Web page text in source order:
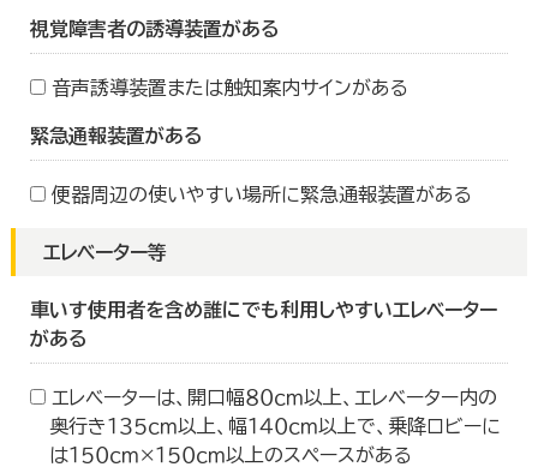
視覚障害者の誘導装置がある
音声誘導装置または触知案内サインがある
緊急通報装置がある
便器周辺の使いやすい場所に緊急通報装置がある
エレベーター等
車いす使用者を含め誰にでも利用しやすいエレベーター
がある
エレベーターは、開口幅８０ｃｍ以上、エレベーター内の
奥行き１３５ｃｍ以上、幅１４０ｃｍ以上で、乗降ロビーに
は１５０ｃｍ×１５０ｃｍ以上のスペースがある